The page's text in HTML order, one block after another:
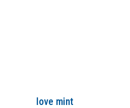
love mint